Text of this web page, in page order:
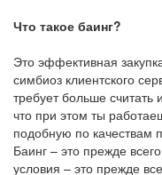
Что такое баинг?
Это эффективная
симбиоз клиентского
требует больше считать
что при этом ты
подобную по качествам
Баинг – это прежде
условия – это прежде